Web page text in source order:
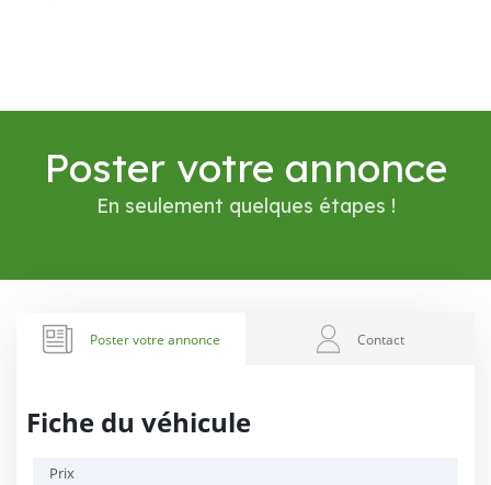
Poster votre annonce
En seulement quelques étapes !
Poster votre annonce Contact
Fiche du véhicule
Prix